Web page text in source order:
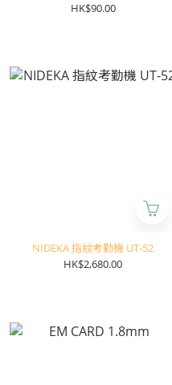
HK$90.00
NIDEKA 指紋考勤機 UT-52
HK$2,680.00